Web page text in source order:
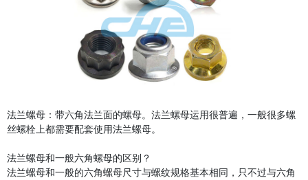
法兰螺母：带六角法兰面的螺母。法兰螺母运用很普遍，一般很多螺
丝螺栓上都需要配套使用法兰螺母。
法兰螺母和一般六角螺母的区别？
法兰螺母和一般的六角螺母尺寸与螺纹规格基本相同，只不过与六角